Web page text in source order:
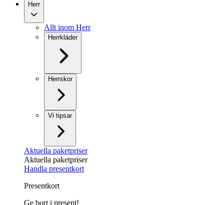
Herr
Allt inom Herr
Herrkläder
Herrskor
Vi tipsar
Aktuella paketpriser
Aktuella paketpriser
Handla presentkort
Presentkort
Ge bort i present!